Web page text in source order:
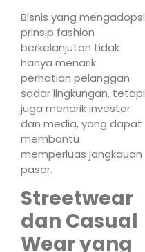
Bisnis yang mengadopsi
prinsip fashion
berkelanjutan tidak
hanya menarik
perhatian pelanggan
sadar lingkungan, tetapi
juga menarik investor
dan media, yang dapat
membantu
memperluas jangkauan
pasar.
Streetwear
dan Casual
Wear yang